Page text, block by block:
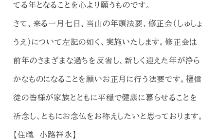
てる年となることを心より願うものです。
さて、来る一月七日、当山の年頭法要、修正会（しゅしょ
うえ）について左記の如く、実施いたします。修正会は
前年のさまざまな過ちを反省し、新しく迎えた年が浄ら
かなものになることを願いお正月に行う法要です。檀信
徒の皆様が家族とともに平穏で健康に暮らせることを
祈念し、ともにお念仏をお称えしたいと思っております。
【住職 小路祥永】